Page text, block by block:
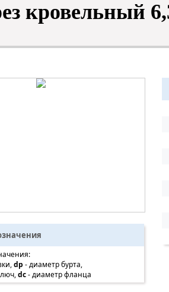
кровельный
dp - диаметр бурта,
dc- диаметр фланца